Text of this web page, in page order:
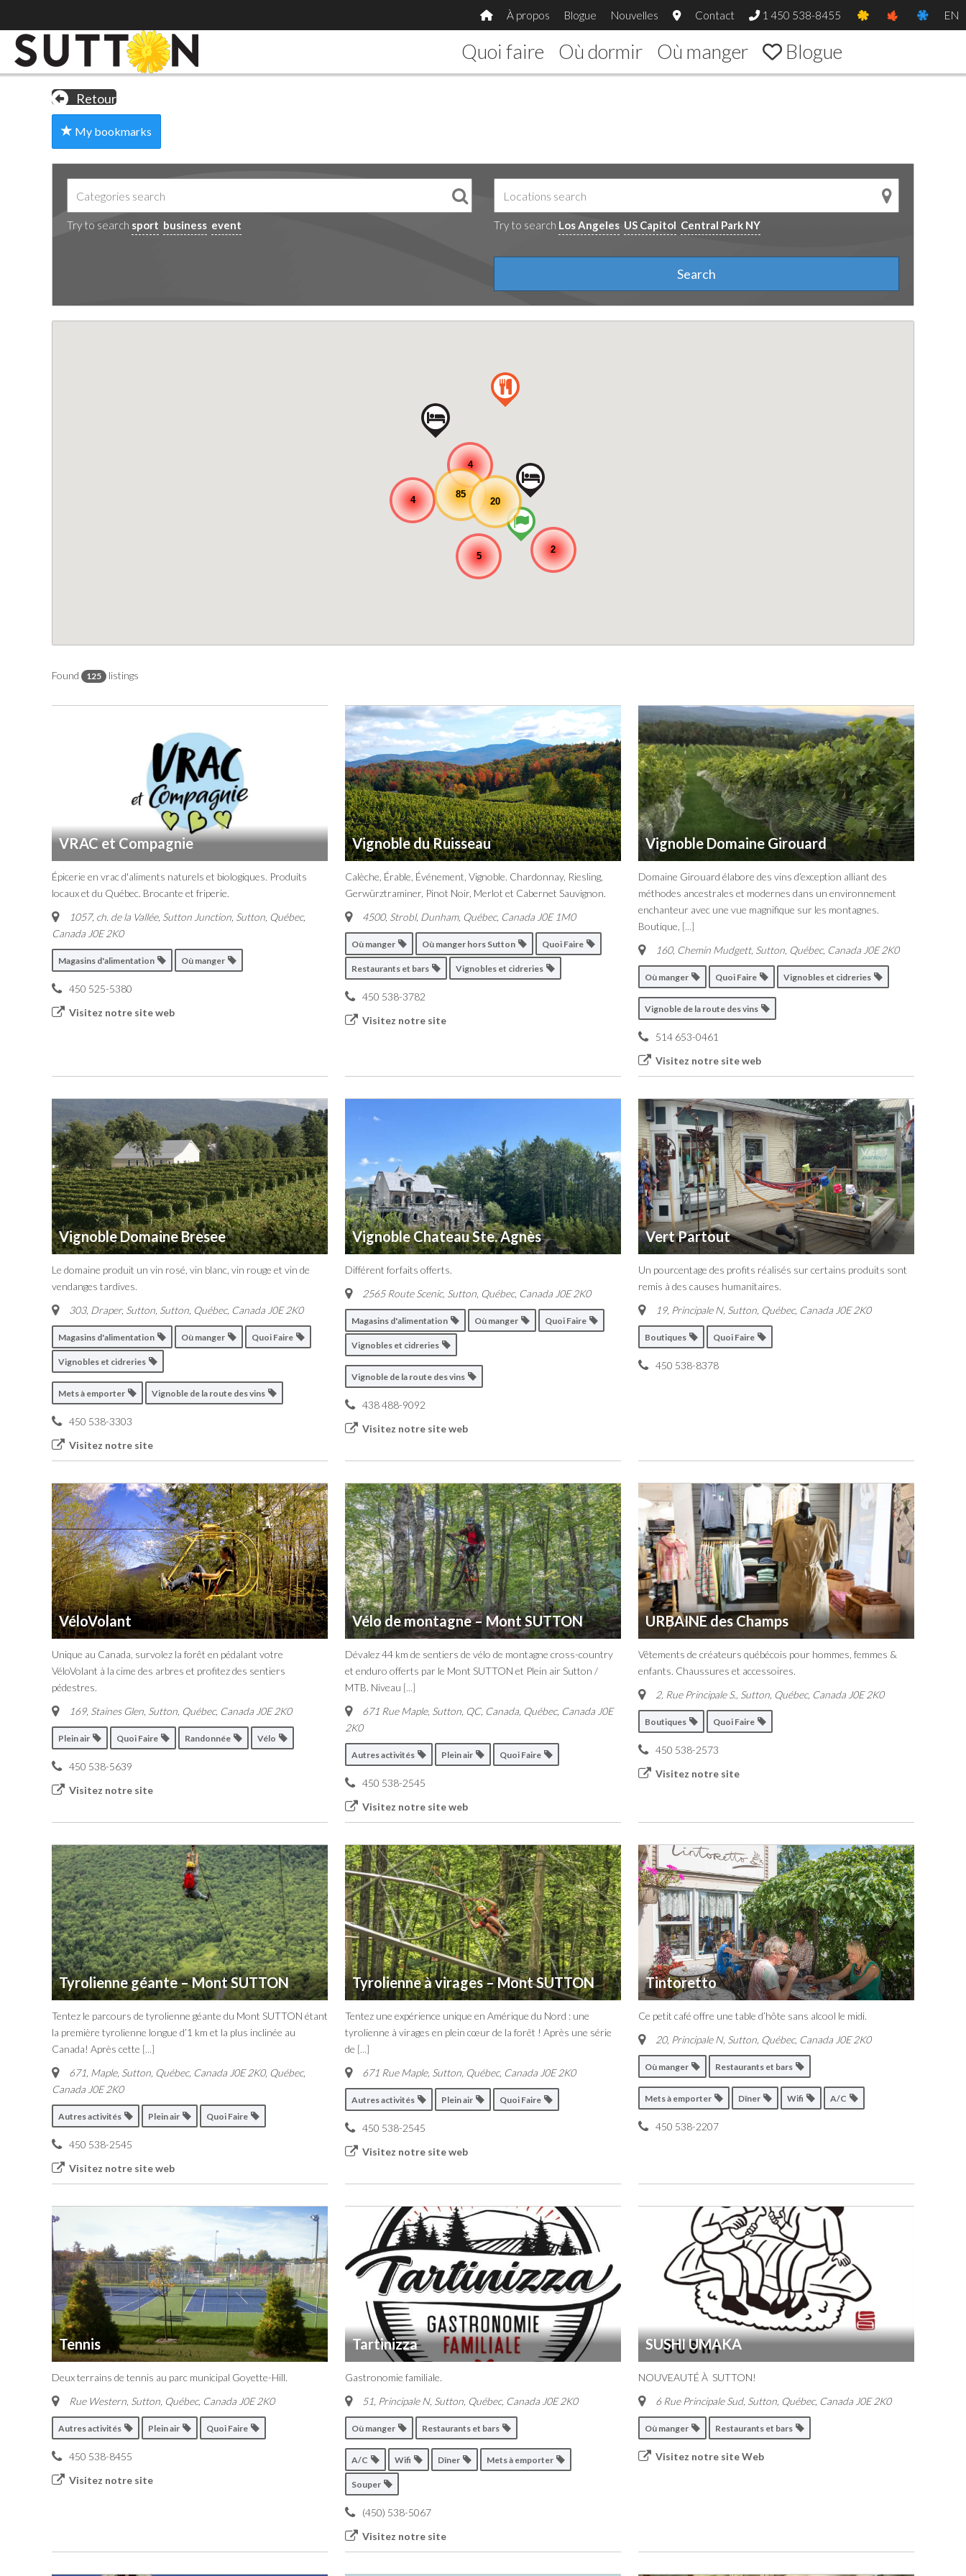
À propos Blogue Nouvelles Contact 1 450 538-8455 EN
Quoi faire Où dormir Où manger Blogue
Retour
My bookmarks
Try to search sport business event Try to search Los Angeles US Capitol Central Park NY
4
4
5
85
20
2
Found 125 listings
VRAC et Compagnie
Épicerie en vrac d'aliments naturels et biologiques. Produits
locaux et du Québec. Brocante et friperie.
1057, ch. de la Vallée, Sutton Junction Sutton, Québec,
Canada J0E 2K0
Magasins d'alimentation Où manger
450 525-5380
Visitez notre site web
Vignoble du Ruisseau
Calèche, Érable, Événement, Vignoble. Chardonnay, Riesling,
Gerwürztraminer, Pinot Noir, Merlot et Cabernet Sauvignon.
4500, Strobl, Dunham, Québec, Canada J0E 1M0
Où manger Où manger hors Sutton Quoi Faire
Restaurants et bars Vignobles et cidreries
450 538-3782
Visitez notre site
Vignoble Domaine Girouard
Domaine Girouard élabore des vins d’exception alliant des
méthodes ancestrales et modernes dans un environnement
enchanteur avec une vue magnifique sur les montagnes.
Boutique, [...]
160, Chemin Mudgett, Sutton Québec, Canada J0E 2K0
Où manger Quoi Faire Vignobles et cidreries
Vignoble de la route des vins
514 653-0461
Visitez notre site web
Vignoble Domaine Bresee
Le domaine produit un vin rosé, vin blanc, vin rouge et vin de
vendanges tardives.
303, Draper, Sutton Sutton, Québec, Canada J0E 2K0
Magasins d'alimentation Où manger Quoi Faire
Vignobles et cidreries
Mets à emporter Vignoble de la route des vins
450 538-3303
Visitez notre site
Vignoble Chateau Ste. Agnès
Différent forfaits offerts.
2565 Route Scenic, Sutton Québec, Canada J0E 2K0
Magasins d'alimentation Où manger Quoi Faire
Vignobles et cidreries
Vignoble de la route des vins
438 488-9092
Visitez notre site web
Vert Partout
Un pourcentage des profits réalisés sur certains produits sont
remis à des causes humanitaires.
19, Principale N, Sutton Québec, Canada J0E 2K0
Boutiques Quoi Faire
450 538-8378
VéloVolant
Unique au Canada, survolez la forêt en pédalant votre
VéloVolant à la cime des arbres et profitez des sentiers
pédestres.
169, Staines Glen, Sutton Québec, Canada J0E 2K0
Plein air Quoi Faire Randonnée Vélo
450 538-5639
Visitez notre site
Vélo de montagne – Mont SUTTON
Dévalez 44 km de sentiers de vélo de montagne cross-country
et enduro offerts par le Mont SUTTON et Plein air Sutton /
MTB. Niveau [...]
671 Rue Maple, Sutton, QC, Canada Québec, Canada J0E
2K0
Autres activités Plein air Quoi Faire
450 538-2545
Visitez notre site web
URBAINE des Champs
Vêtements de créateurs québécois pour hommes, femmes &
enfants. Chaussures et accessoires.
2, Rue Principale S. Sutton, Québec, Canada J0E 2K0
Boutiques Quoi Faire
450 538-2573
Visitez notre site
Tyrolienne géante – Mont SUTTON
Tentez le parcours de tyrolienne géante du Mont SUTTON étant
la première tyrolienne longue d’1 km et la plus inclinée au
Canada! Après cette [...]
671, Maple, Sutton, Québec, Canada J0E 2K0, Québec,
Canada J0E 2K0
Autres activités Plein air Quoi Faire
450 538-2545
Visitez notre site web
Tyrolienne à virages – Mont SUTTON
Tentez une expérience unique en Amérique du Nord : une
tyrolienne à virages en plein cœur de la forêt ! Après une série
de [...]
671 Rue Maple, Sutton Québec, Canada J0E 2K0
Autres activités Plein air Quoi Faire
450 538-2545
Visitez notre site web
Tintoretto
Ce petit café offre une table d’hôte sans alcool le midi.
20, Principale N, Sutton Québec, Canada J0E 2K0
Où manger Restaurants et bars
Mets à emporter Dîner Wifi A/C
450 538-2207
Tennis
Deux terrains de tennis au parc municipal Goyette-Hill.
Rue Western, Sutton Québec, Canada J0E 2K0
Autres activités Plein air Quoi Faire
450 538-8455
Visitez notre site
Tartinizza
Gastronomie familiale.
51, Principale N, Sutton Québec, Canada J0E 2K0
Où manger Restaurants et bars
A/C Wifi Dîner Mets à emporter
Souper
(450) 538-5067
Visitez notre site
SUSHI UMAKA
NOUVEAUTÉ À SUTTON!
6 Rue Principale Sud, Sutton, Québec, Canada J0E 2K0
Où manger Restaurants et bars
Visitez notre site Web